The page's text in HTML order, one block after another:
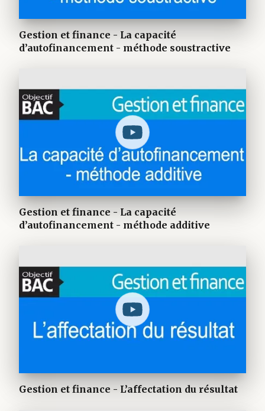
Gestion et finance - La capacité
d’autofinancement - méthode soustractive
Gestion et finance - La capacité
d’autofinancement - méthode additive
Gestion et finance - L’affectation du résultat